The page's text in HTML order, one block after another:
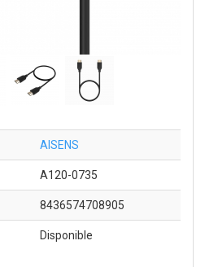
AISENS
A120-0735
8436574708905
Disponible